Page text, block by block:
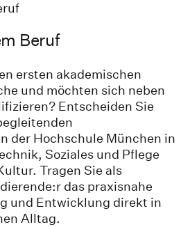
Beruf
ersten akademischen
und möchten sich neben
Entscheiden Sie
der Hochschule München in
Soziales und Pflege
Tragen Sie als
das praxisnahe
und Entwicklung direkt in
Alltag.